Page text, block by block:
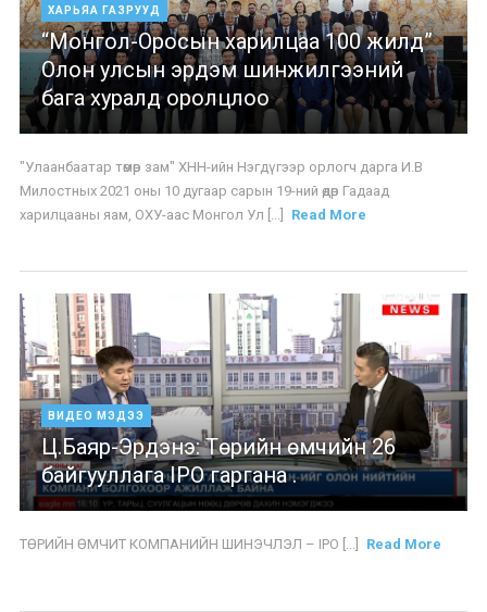
ХАРЬЯА ГАЗРУУД
“Монгол-Оросын харилцаа 100 жилд”
Олон улсын эрдэм шинжилгээний
бага хуралд оролцлоо
"Улаанбаатар төмөр зам" ХНН-ийн Нэгдүгээр орлогч дарга И.В
Милостных 2021 оны 10 дугаар сарын 19-ний өдөр Гадаад
харилцааны яам, ОХУ-аас Монгол Ул [...]
Read More
ВИДЕО МЭДЭЭ
Ц.Баяр-Эрдэнэ: Төрийн өмчийн 26
байгууллага IPO гаргана .
ТӨРИЙН ӨМЧИТ КОМПАНИЙН ШИНЭЧЛЭЛ – IPO [...] Read More